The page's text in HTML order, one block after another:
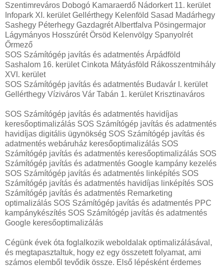
Szentimreváros Dobogó Kamaraerdő Nádorkert 11. kerület
Infopark XI. kerület Gellérthegy Kelenföld Sasad Madárhegy
Sashegy Péterhegy Gazdagrét Albertfalva Pösingermajor
Lágymányos Hosszúrét Örsöd Kelenvölgy Spanyolrét
Őrmező
SOS Számítógép javítás és adatmentés Árpádföld
Sashalom 16. kerület Cinkota Mátyásföld Rákosszentmihály
XVI. kerület
SOS Számítógép javítás és adatmentés Budavár I. kerület
Gellérthegy Víziváros Vár Tabán 1. kerület Krisztinaváros
SOS Számítógép javítás és adatmentés havidíjas
keresőoptimalizálás SOS Számítógép javítás és adatmentés
havidíjas digitális ügynökség SOS Számítógép javítás és
adatmentés webáruház keresőoptimalizálás SOS
Számítógép javítás és adatmentés keresőoptimalizálás SOS
Számítógép javítás és adatmentés Google kampány kezelés
SOS Számítógép javítás és adatmentés linképítés SOS
Számítógép javítás és adatmentés havidíjas linképítés SOS
Számítógép javítás és adatmentés Remarketing
optimalizálás SOS Számítógép javítás és adatmentés PPC
kampánykészítés SOS Számítógép javítás és adatmentés
Google keresőoptimalizálás
Cégünk évek óta foglalkozik weboldalak optimalizálásával,
és megtapasztaltuk, hogy ez egy összetett folyamat, ami
számos elemből tevődik össze. Első lépésként érdemes